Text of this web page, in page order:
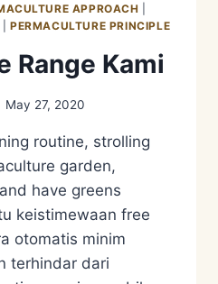
APPROACH
|PERMACULTURE PRINCIPLE
Range Kami
May 27, 2020
routine, strolling
garden,
have greens
keistimewaan free
otomatis minim
terhindar dari